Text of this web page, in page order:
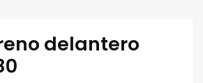
delantero